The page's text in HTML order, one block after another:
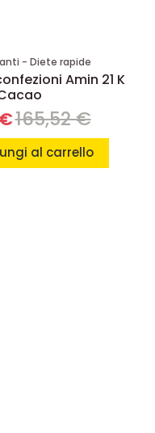
- Diete rapide
Amin 21 K
165,52 €
al carrello